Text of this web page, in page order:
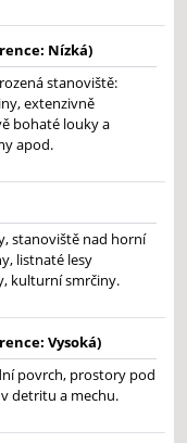
Nízká)
stanoviště:
extenzivně
bohaté louky a
apod.
stanoviště nad horní
listnaté lesy
kulturní smrčiny.
Vysoká)
povrch, prostory pod
detritu a mechu.